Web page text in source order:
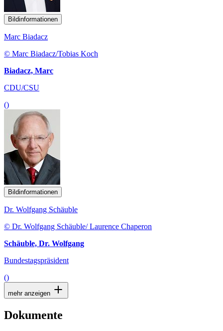
Bildinformationen
Marc Biadacz
© Marc Biadacz/Tobias Koch
Biadacz, Marc
CDU/CSU
()
Bildinformationen
Dr. Wolfgang Schäuble
© Dr. Wolfgang Schäuble/ Laurence Chaperon
Schäuble, Dr. Wolfgang
Bundestagspräsident
()
mehr anzeigen
Dokumente